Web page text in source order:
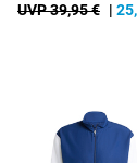
UVP 39,95 € |